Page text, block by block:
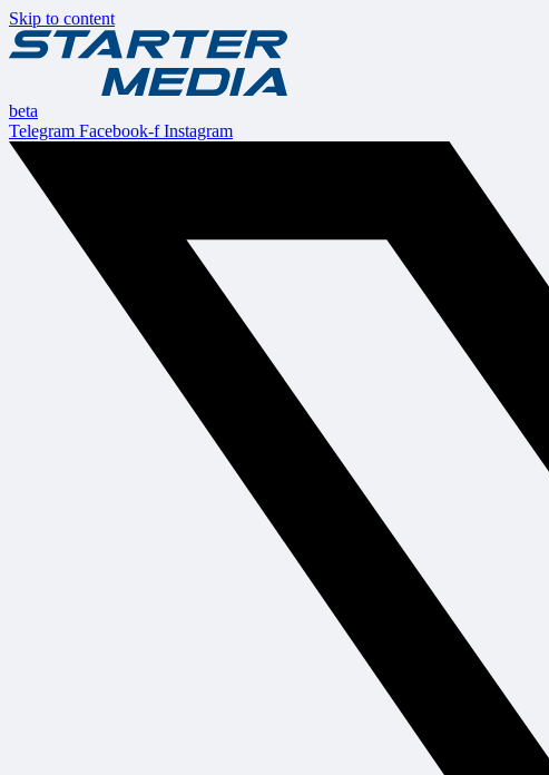
Skip to content
beta
Telegram Facebook-f Instagram